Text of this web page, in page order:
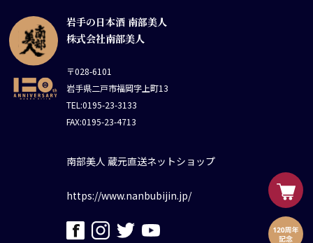
岩手の日本酒 南部美人
株式会社南部美人
〒028-6101
岩手県二戸市福岡字上町13
TEL:0195-23-3133
FAX:0195-23-4713
南部美人 蔵元直送ネットショップ
https://www.nanbubijin.jp/